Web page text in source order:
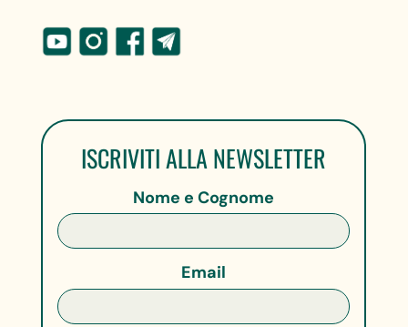
ISCRIVITI ALLA NEWSLETTER
Nome e Cognome
Email